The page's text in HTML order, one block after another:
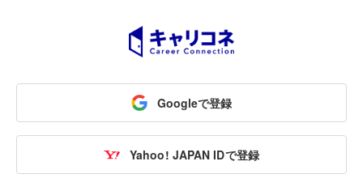
Googleで登録
Yahoo! JAPAN IDで登録